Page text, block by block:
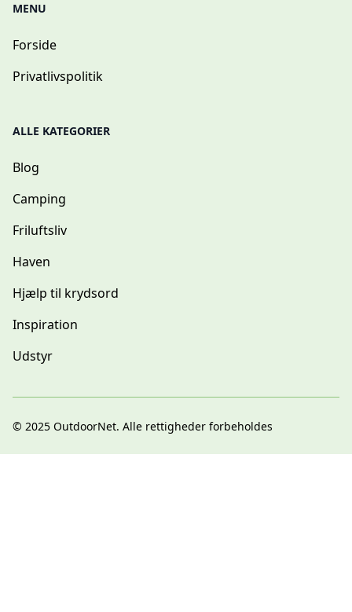
MENU
Forside
Privatlivspolitik
ALLE KATEGORIER
Blog
Camping
Friluftsliv
Haven
Hjælp til krydsord
Inspiration
Udstyr
© 2025 OutdoorNet. Alle rettigheder forbeholdes